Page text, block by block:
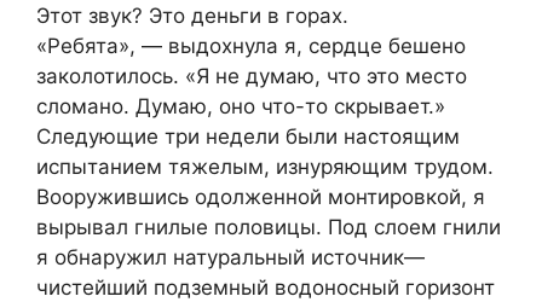
Этот звук? Это деньги в горах.
«Ребята», — выдохнула я, сердце бешено
заколотилось. «Я не думаю, что это место
сломано. Думаю, оно что-то скрывает.»
Следующие три недели были настоящим
испытанием тяжелым, изнуряющим трудом.
Вооружившись одолженной монтировкой, я
вырывал гнилые половицы. Под слоем гнили
я обнаружил натуральный источник—
чистейший подземный водоносный горизонт